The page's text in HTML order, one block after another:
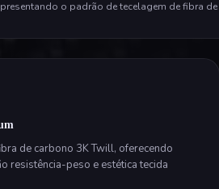
o padrão de tecelagem de fibra
de carbono 3K Twill, oferecendo
resistência-peso e estética tecida